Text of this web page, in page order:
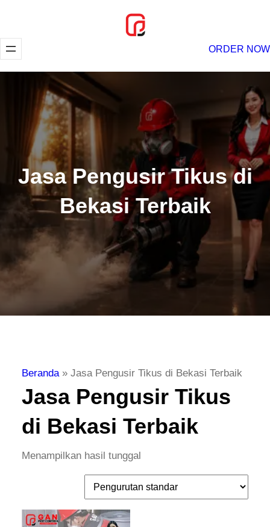
konten
ORDER NOW
Jasa Pengusir Tikus di
Bekasi Terbaik
Beranda» Jasa Pengusir Tikus di Bekasi Terbaik
Jasa Pengusir Tikus
di Bekasi Terbaik
Menampilkan hasil tunggal